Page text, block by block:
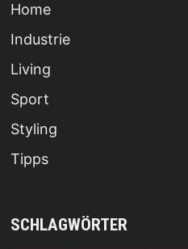
Home
Industrie
Living
Sport
Styling
Tipps
SCHLAGWÖRTER